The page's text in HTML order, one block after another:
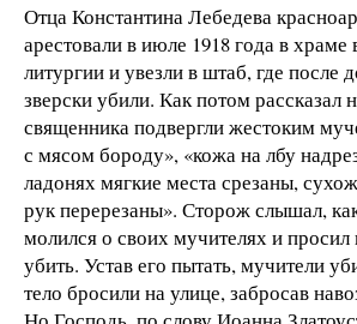
Отца Константина Лебедева
арестовали в июле 1918 года в храме
литургии и увезли в штаб, где после
зверски убили. Как потом рассказал
священника подвергли жестоким
с мясом бороду», «кожа на лбу
ладонях мягкие места срезаны,
рук перерезаны». Сторож слышал,
молился о своих мучителях и просил
убить. Устав его пытать, мучители
тело бросили на улице, забросав